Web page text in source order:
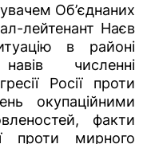
Об’єднаних
лейтенант Наєв
в районі
численні
Росії проти
окупаційними
факти
проти мирного